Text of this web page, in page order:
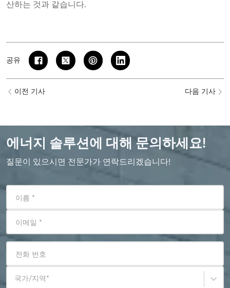
산하는 것과 같습니다.
공유
이전 기사 다음 기사
에너지 솔루션에 대해 문의하세요!
질문이 있으시면 전문가가 연락드리겠습니다!
이름 *
이메일 *
전화 번호
국가/지역 *